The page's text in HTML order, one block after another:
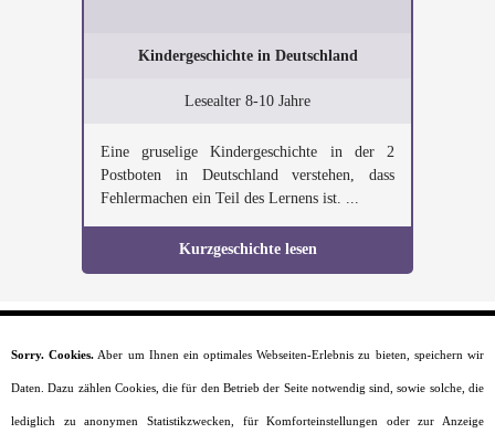
Kindergeschichte in Deutschland
Lesealter 8-10 Jahre
Eine gruselige Kindergeschichte in der 2
Postboten in Deutschland verstehen, dass
Fehlermachen ein Teil des Lernens ist. ...
Kurzgeschichte lesen
Moral
Lesealter
Sorry. Cookies. Aber um Ihnen ein optimales Webseiten-Erlebnis zu bieten, speichern wir
Daten. Dazu zählen Cookies, die für den Betrieb der Seite notwendig sind, sowie solche, die
lediglich zu anonymen Statistikzwecken, für Komforteinstellungen oder zur Anzeige